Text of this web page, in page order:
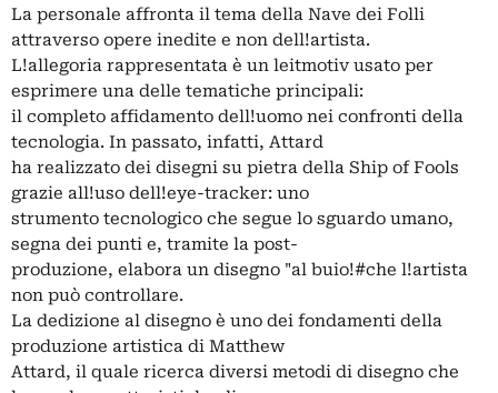
La personale affronta il tema della Nave dei Folli
attraverso opere inedite e non dell!artista.
L!allegoria rappresentata è un leitmotiv usato per
esprimere una delle tematiche principali:
il completo affidamento dell!uomo nei confronti della
tecnologia. In passato, infatti, Attard
ha realizzato dei disegni su pietra della Ship of Fools
grazie all!uso dell!eye-tracker: uno
strumento tecnologico che segue lo sguardo umano,
segna dei punti e, tramite la post-
produzione, elabora un disegno "al buio!#che l!artista
non può controllare.
La dedizione al disegno è uno dei fondamenti della
produzione artistica di Matthew
Attard, il quale ricerca diversi metodi di disegno che